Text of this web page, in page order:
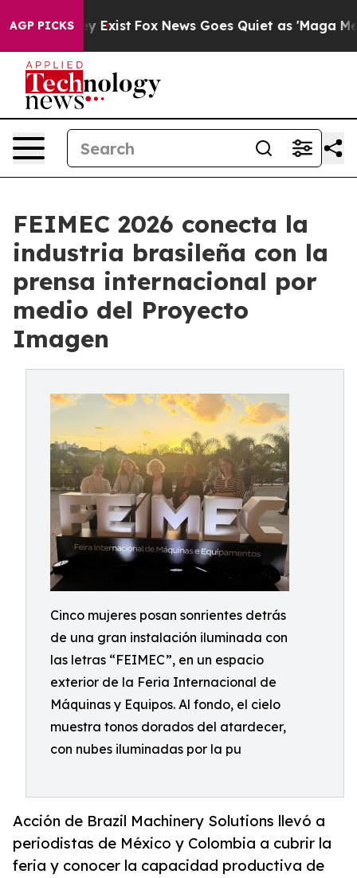
AGP PICKS
They Exist Fox News Goes Quiet as 'Maga Media
FEIMEC 2026 conecta la
industria brasileña con la
prensa internacional por
medio del Proyecto
Imagen
Cinco mujeres posan sonrientes detrás
de una gran instalación iluminada con
las letras “FEIMEC”, en un espacio
exterior de la Feria Internacional de
Máquinas y Equipos. Al fondo, el cielo
muestra tonos dorados del atardecer,
con nubes iluminadas por la pu
Acción de Brazil Machinery Solutions llevó a
periodistas de México y Colombia a cubrir la
feria y conocer la capacidad productiva de